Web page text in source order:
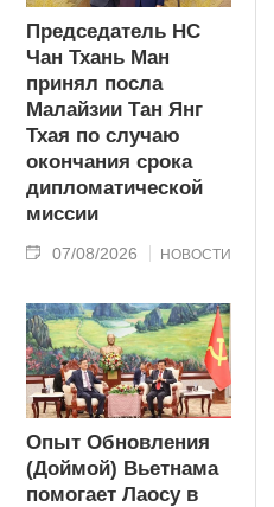
Председатель НС
Чан Тхань Ман
принял посла
Малайзии Тан Янг
Тхая по случаю
окончания срока
дипломатической
миссии
07/08/2026 НОВОСТИ
Опыт Обновления
(Доймой) Вьетнама
помогает Лаосу в